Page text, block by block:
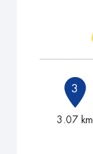
3
3.07 km